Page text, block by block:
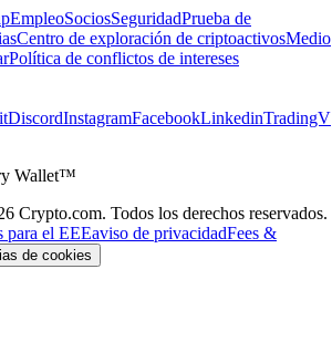
EmpleoSociosSeguridadPrueba de
Centro de exploración de criptoactivosMedio
Política de conflictos de intereses
DiscordInstagramFacebookLinkedinTradingV
Wallet™
Crypto.com. Todos los derechos reservados.
para el EEEaviso de privacidadFees &
de cookies